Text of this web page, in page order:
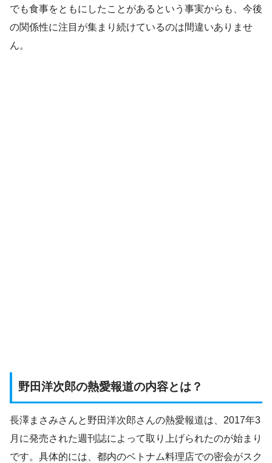
でも食事をともにしたことがあるという事実からも、今後
の関係性に注目が集まり続けているのは間違いありませ
ん。
野田洋次郎の熱愛報道の内容とは？
長澤まさみさんと野田洋次郎さんの熱愛報道は、2017年3
月に発売された週刊誌によって取り上げられたのが始まり
です。具体的には、都内のベトナム料理店での密会がスク